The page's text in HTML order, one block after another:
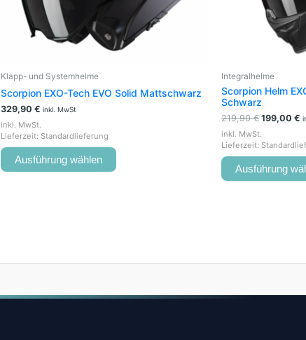
Klapp- und Systemhelme
Scorpion EXO-Tech EVO Solid Mattschwarz
329,90 € inkl. MwSt
inkl. MwSt.
Lieferzeit: Standardlieferung
Ausführung wählen
Produktseite
gewählt
werden
Integralhelme
Scorpion Helm
Schwarz
219,90€ 199,00 €
inkl. MwSt.
Lieferzeit:
Ausführung